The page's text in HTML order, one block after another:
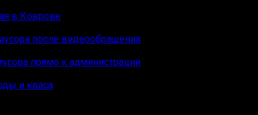
в Коврове
после видеообращения
прямо к администрации
и кваса